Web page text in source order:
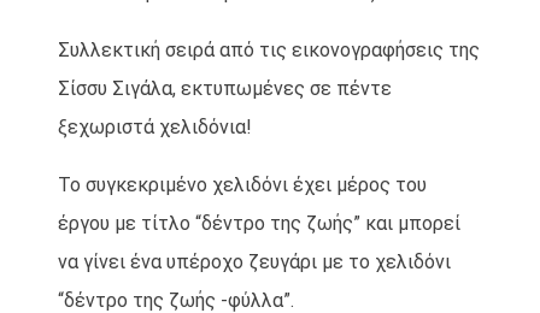
Συλλεκτική σειρά από τις εικονογραφήσεις της
Σίσσυ Σιγάλα, εκτυπωμένες σε πέντε
ξεχωριστά χελιδόνια!
Το συγκεκριμένο χελιδόνι έχει μέρος του
έργου με τίτλο “δέντρο της ζωής” και μπορεί
να γίνει ένα υπέροχο ζευγάρι με το χελιδόνι
“δέντρο της ζωής -φύλλα”.